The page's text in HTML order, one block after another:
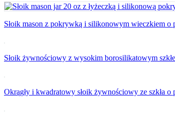
Słoik mason z pokrywką i silikonowym wieczkiem o
Słoik żywnościowy z wysokim borosilikatowym
Okrągły i kwadratowy słoik żywnościowy ze szkła